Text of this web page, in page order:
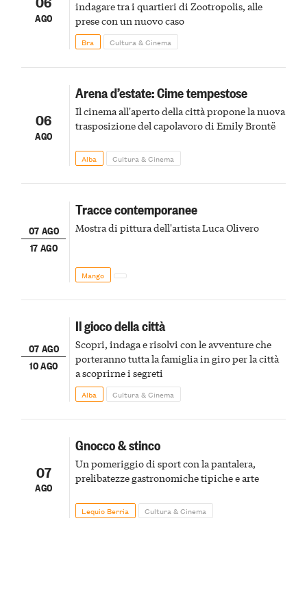
AGO
indagare tra i quartieri di Zootropolis, alle
prese con un nuovo caso
Bra Cultura & Cinema
06
AGO
Arena d’estate: Cime tempestose
Il cinema all'aperto della città propone la nuova
trasposizione del capolavoro di Emily Brontë
Alba Cultura & Cinema
07 AGO
17 AGO
Tracce contemporanee
Mostra di pittura dell'artista Luca Olivero
Mango
07 AGO
10 AGO
Il gioco della città
Scopri, indaga e risolvi con le avventure che
porteranno tutta la famiglia in giro per la città
a scoprirne i segreti
Alba Cultura & Cinema
07
AGO
Gnocco & stinco
Un pomeriggio di sport con la pantalera,
prelibatezze gastronomiche tipiche e arte
Lequio Berria Cultura & Cinema